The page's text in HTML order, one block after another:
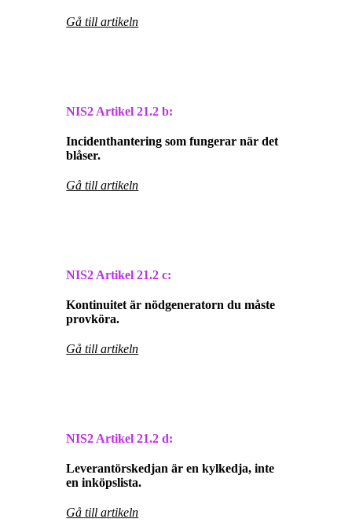
Gå till artikeln
NIS2 Artikel21.2 b:
Incidenthantering som fungerar när det
blåser.
Gå till artikeln
NIS2 Artikel21.2 c:
Kontinuitet är nödgeneratorn du måste
provköra.
Gå till artikeln
NIS2 Artikel21.2 d:
Leverantörskedjan är en kylkedja, inte
en inköpslista.
Gå till artikeln